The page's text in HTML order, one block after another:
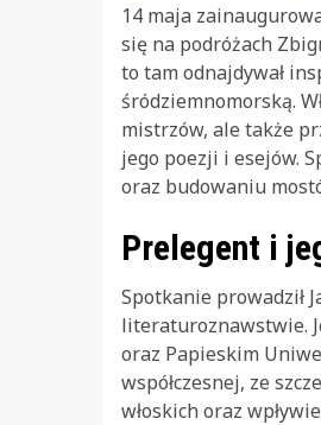
14 maja
się na podróżach
to tam odnajdywał
śródziemnomorską.
mistrzów, ale także
jego poezji i esejów.
oraz budowaniu
Prelegent i
Spotkanie prowadził
literaturoznawstwie.
oraz Papieskim
współczesnej, ze
włoskich oraz